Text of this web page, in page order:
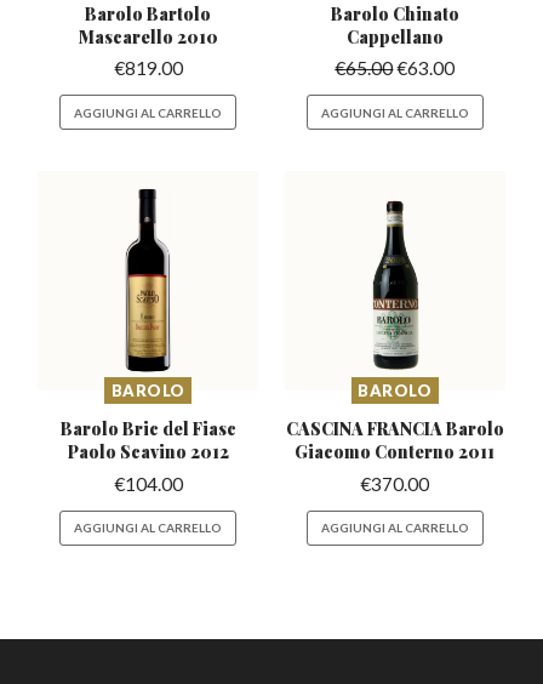
Barolo Bartolo
Mascarello 2010
€819.00
AGGIUNGI AL CARRELLO
Barolo Chinato
Cappellano
€65.00€63.00
AGGIUNGI AL CARRELLO
BAROLO
Barolo Bric del Fiasc
Paolo Scavino 2012
€104.00
AGGIUNGI AL CARRELLO
BAROLO
CASCINA FRANCIA Barolo
Giacomo Conterno 2011
€370.00
AGGIUNGI AL CARRELLO